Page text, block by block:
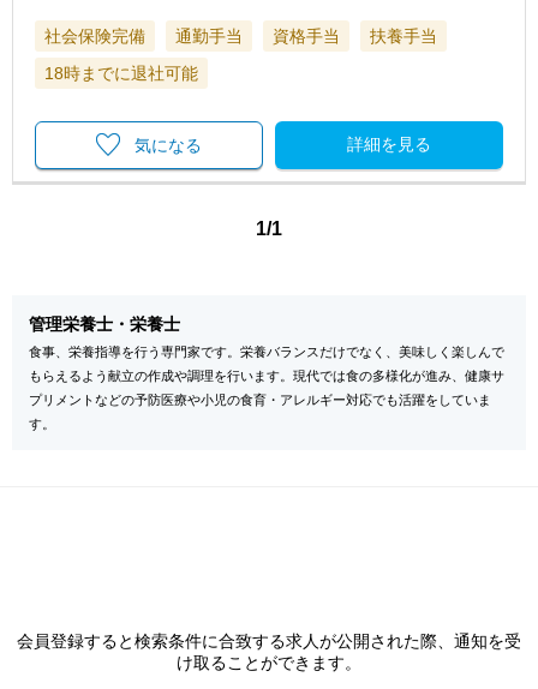
社会保険完備 通勤手当 資格手当
扶養手当
18時までに退社可能
詳細を見る
気になる
1/1
管理栄養士・栄養士
食事、栄養指導を行う専門家です。栄養バランスだけでなく、美味しく楽しんで
もらえるよう献立の作成や調理を行います。現代では食の多様化が進み、健康サ
プリメントなどの予防医療や小児の食育・アレルギー対応でも活躍をしていま
す。
会員登録すると検索条件に合致する求人が公開された際、通知を受
け取ることができます。